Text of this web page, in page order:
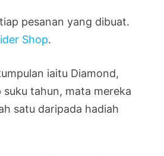
pesanan yang dibuat.
Shop.
iaitu Diamond,
tahun, mata mereka
satu daripada hadiah